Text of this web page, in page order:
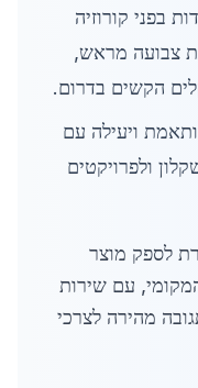
בפני קורוזיה
צבועה מראש,
הקשים בדרום.
ויעילה עם
ולפרויקטים
לספק מוצר
עם שירות
מהירה לצרכי